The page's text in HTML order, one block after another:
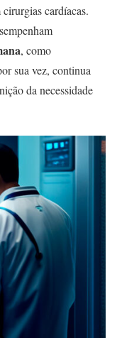
cardíacas.
, como
sua vez, continua
da necessidade